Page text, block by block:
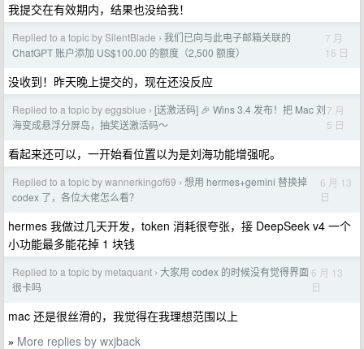
我提交在有效期内，结果也没给我！
Replied to a topic by SilentBlade › 我们已向与此电子邮箱关联的
ChatGPT 账户添加 US$100.00 的额度（2,500 额度）
7 月
16 日
没收到！昨天晚上提交的，现在还没反应
Replied to a topic by eggsblue › [送激活码] 🎉 Wins 3.4 发布！把 Mac 刘
海变成悬浮分屏岛，抽奖送激活码～
7 月
5 日
看起来还可以，一开始看位置以为是刘海功能增强呢。
Replied to a topic by wannerkingof69 › 想用 hermes+gemini 替换掉
codex 了，各位大佬怎么看？
6 月 13
日
hermes 我做过几天开发，token 消耗很夸张，接 DeepSeek v4 一个
小功能最多能花掉 1 块钱
Replied to a topic by metaquant › 大家用 codex 的时候没有觉得界面
很卡吗
6 月 13
日
mac 还是很丝滑的，我觉得在我理想范围以上
» More replies by wxjback